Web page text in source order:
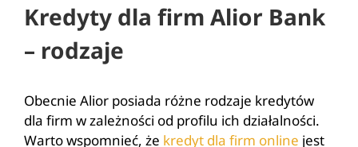
Kredyty dla firm Alior Bank
– rodzaje
Obecnie Alior posiada różne rodzaje kredytów
dla firm w zależności od profilu ich działalności.
Warto wspomnieć, że kredyt dla firm online jest